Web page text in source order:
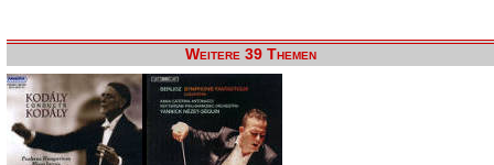
Weitere 39 Themen